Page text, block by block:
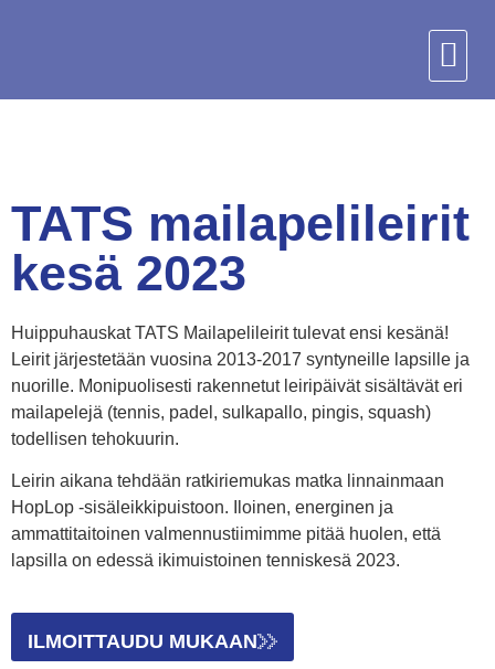
TATS mailapelileirit
kesä 2023
Huippuhauskat TATS Mailapelileirit tulevat ensi kesänä!
Leirit järjestetään vuosina 2013-2017 syntyneille lapsille ja
nuorille. Monipuolisesti rakennetut leiripäivät sisältävät eri
mailapelejä (tennis, padel, sulkapallo, pingis, squash)
todellisen tehokuurin.
Leirin aikana tehdään ratkiriemukas matka linnainmaan
HopLop -sisäleikkipuistoon. Iloinen, energinen ja
ammattitaitoinen valmennustiimimme pitää huolen, että
lapsilla on edessä ikimuistoinen tenniskesä 2023.
ILMOITTAUDU MUKAAN